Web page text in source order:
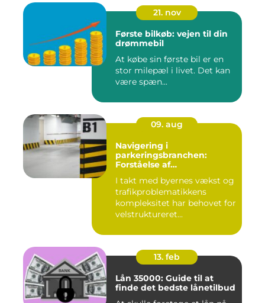
21. nov
Første bilkøb: vejen til din
drømmebil
At købe sin første bil er en
stor milepæl i livet. Det kan
være spæn...
09. aug
Navigering i
parkeringsbranchen:
Forståelse af
I takt med byernes vækst og
trafikproblematikkens
kompleksitet har behovet for
velstruktureret...
13. feb
Lån 35000: Guide til at
finde det bedste lånetilbud